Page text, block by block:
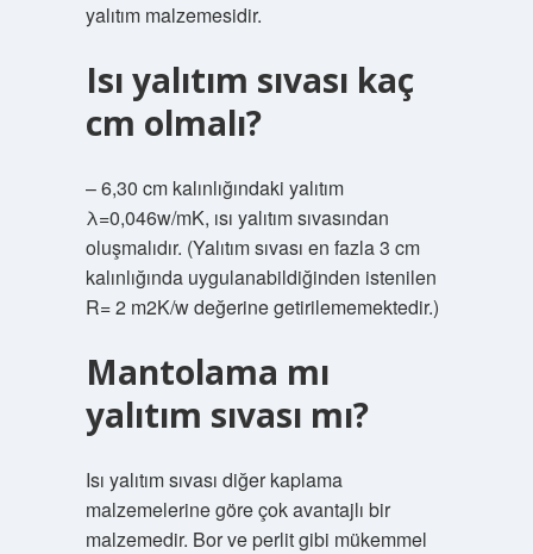
yalıtım malzemesidir.
Isı yalıtım sıvası kaç
cm olmalı?
– 6,30 cm kalınlığındaki yalıtım
λ=0,046w/mK, ısı yalıtım sıvasından
oluşmalıdır. (Yalıtım sıvası en fazla 3 cm
kalınlığında uygulanabildiğinden istenilen
R= 2 m2K/w değerine getirilememektedir.)
Mantolama mı
yalıtım sıvası mı?
Isı yalıtım sıvası diğer kaplama
malzemelerine göre çok avantajlı bir
malzemedir. Bor ve perlit gibi mükemmel